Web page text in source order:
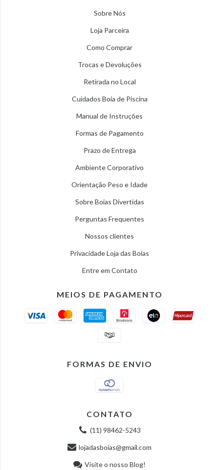
Sobre Nós
Loja Parceira
Como Comprar
Trocas e Devoluções
Retirada no Local
Cuidados Boia de Piscina
Manual de Instruções
Formas de Pagamento
Prazo de Entrega
Ambiente Corporativo
Orientação Peso e Idade
Sobre Boias Divertidas
Perguntas Frequentes
Nossos clientes
Privacidade Loja das Boias
Entre em Contato
MEIOS DE PAGAMENTO
FORMAS DE ENVIO
CONTATO
(11) 98462-5243
lojadasboias@gmail.com
Visite o nosso Blog!